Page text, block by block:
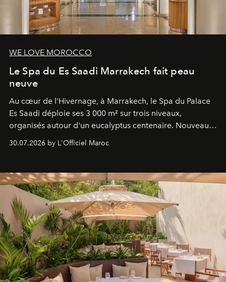
WE LOVE MOROCCO
Le Spa du Es Saadi Marrakech fait peau
neuve
Au cœur de l'Hivernage, à Marrakech, le Spa du Palace
Es Saadi déploie ses 3 000 m² sur trois niveaux,
organisés autour d'un eucalyptus centenaire. Nouveau
Lobby Bien-Être et Beauté, exclusivité mondiale en
neuro-cosmétique, parcours thermal et studio dédié au
entièreté, entre science des émotions et rituels
reposants.
30.07.2026 by L'Officiel Maroc